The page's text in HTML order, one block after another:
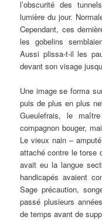
l’obscurité des
lumière du jour.
Cependant, ces
les gobelins
Aussi plissa-t-il les
devant son visage
Une image se forma
puis de plus en plus
Gueulefrais, le
compagnon bouger,
Le vieux nain –
attaché contre le torse
avait eu la langue
handicapés avaient
Sage précaution,
passé plusieurs
de temps avant de